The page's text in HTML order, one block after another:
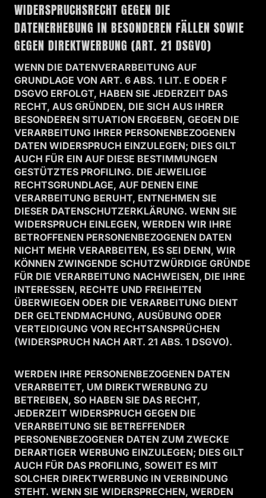
WIDERSPRUCHSRECHT GEGEN DIE
DATENERHEBUNG IN BESONDEREN FÄLLEN SOWIE
GEGEN DIREKTWERBUNG (ART. 21 DSGVO)
WENN DIE DATENVERARBEITUNG AUF
GRUNDLAGE VON ART. 6 ABS. 1 LIT. E ODER F
DSGVO ERFOLGT, HABEN SIE JEDERZEIT DAS
RECHT, AUS GRÜNDEN, DIE SICH AUS IHRER
BESONDEREN SITUATION ERGEBEN, GEGEN DIE
VERARBEITUNG IHRER PERSONENBEZOGENEN
DATEN WIDERSPRUCH EINZULEGEN; DIES GILT
AUCH FÜR EIN AUF DIESE BESTIMMUNGEN
GESTÜTZTES PROFILING. DIE JEWEILIGE
RECHTSGRUNDLAGE, AUF DENEN EINE
VERARBEITUNG BERUHT, ENTNEHMEN SIE
DIESER DATENSCHUTZERKLÄRUNG. WENN SIE
WIDERSPRUCH EINLEGEN, WERDEN WIR IHRE
BETROFFENEN PERSONENBEZOGENEN DATEN
NICHT MEHR VERARBEITEN, ES SEI DENN, WIR
KÖNNEN ZWINGENDE SCHUTZWÜRDIGE GRÜNDE
FÜR DIE VERARBEITUNG NACHWEISEN, DIE IHRE
INTERESSEN, RECHTE UND FREIHEITEN
ÜBERWIEGEN ODER DIE VERARBEITUNG DIENT
DER GELTENDMACHUNG, AUSÜBUNG ODER
VERTEIDIGUNG VON RECHTSANSPRÜCHEN
(WIDERSPRUCH NACH ART. 21 ABS. 1 DSGVO).
WERDEN IHRE PERSONENBEZOGENEN DATEN
VERARBEITET, UM DIREKTWERBUNG ZU
BETREIBEN, SO HABEN SIE DAS RECHT,
JEDERZEIT WIDERSPRUCH GEGEN DIE
VERARBEITUNG SIE BETREFFENDER
PERSONENBEZOGENER DATEN ZUM ZWECKE
DERARTIGER WERBUNG EINZULEGEN; DIES GILT
AUCH FÜR DAS PROFILING, SOWEIT ES MIT
SOLCHER DIREKTWERBUNG IN VERBINDUNG
STEHT. WENN SIE WIDERSPRECHEN, WERDEN